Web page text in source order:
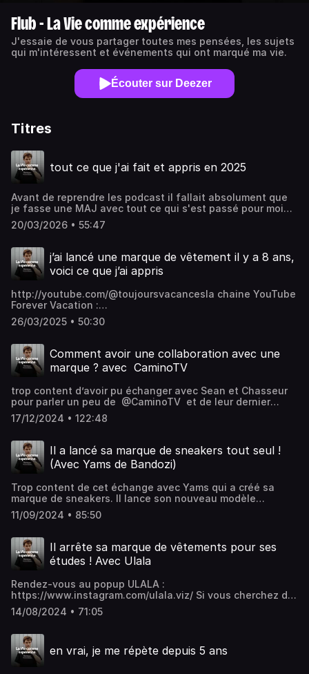
Flub - La Vie comme expérience
J'essaie de vous partager toutes mes pensées, les sujets
qui m'intéressent et événements qui ont marqué ma vie.
Écouter sur Deezer
Titres
tout ce que j'ai fait et appris en 2025
Avant de reprendre les podcast il fallait absolument que
je fasse une MAJ avec tout ce qui s'est passé pour moi
sur cette dernière année ! Instagram :
https://www.instagram.com/f1ub/Twitter :
https://www.forever-vacation.comtern : https://in.tern.et/
20/03/2026 • 55:47
j’ai lancé une marque de vêtement il y a 8 ans,
voici ce que j’ai appris
http://youtube.com/@toujoursvacancesla chaine YouTube
Forever Vacation :
http://youtube.com/@toujoursvacancestu veux bosser
avec nous : team@forever-vacation.com(envois tes
faire)Instagram : https://www.instagram.com/f1ub/Twitter
: https://twitter.com/ImFlubForever Vacation :
https://www.forever-vacation.comtern : https://in.tern.et/
26/03/2025 • 50:30
Comment avoir une collaboration avec une
marque ? avec ​⁠ CaminoTV
trop content d’avoir pu échanger avec Sean et Chasseur
pour parler un peu de @CaminoTV et de leur dernier
projet :) Crée ta veste adidas sur
http://caminotv.com/communitee jusqu’au 22 Décembre.
adidas - un % des bénéfices des ventes - un voyage au
siège adidas 🇩🇪 Le thème de la veste ? Elle doit
représenter un endroit que t’aimes, où tu te sens chez toi
la galerie : soutenir c’est aussi important que créer. 🙏.
17/12/2024 • 122:48
Il a lancé sa marque de sneakers tout seul !
(Avec Yams de Bandozi)
Trop content de cet échange avec Yams qui a créé sa
marque de sneakers. Il lance son nouveau modèle
prochainement, allez le suivre !! Yams :
https://www.instagram.com/yams_9102/ Bandozi :
avec nous : team@forever-vacation.com (envois tes
meilleurs création, montres nous ce que tu sais faire)
Instagram : https://www.instagram.com/f1ub/ Twitter :
https://www.forever-vacation.com tern : https://in.tern.et/
11/09/2024 • 85:50
Il arrête sa marque de vêtements pour ses
études ! Avec Ulala
Rendez-vous au popup ULALA :
https://www.instagram.com/ulala.viz/ Si vous cherchez du
matos de sérigraphie :
https://commentlancersamarque.com/#start-serigraphie
(envois tes meilleurs création, montres nous ce que tu
sais faire) Instagram : https://www.instagram.com/f1ub/
Twitter : https://twitter.com/ImFlub Forever Vacation :
14/08/2024 • 71:05
en vrai, je me répète depuis 5 ans